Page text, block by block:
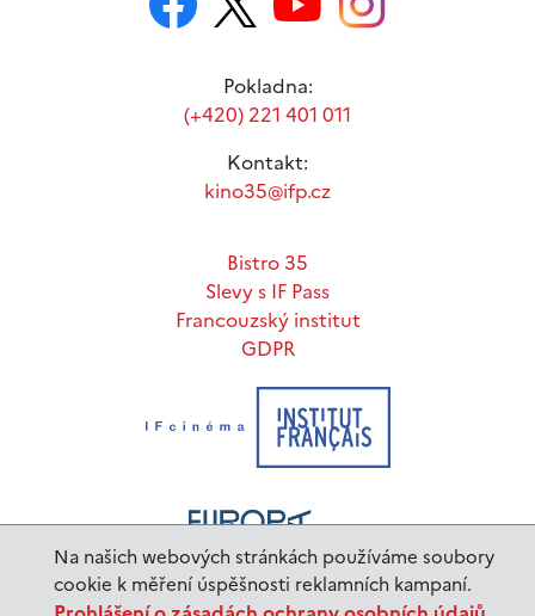
Na našich webových stránkách používáme soubory
cookie k měření úspěšnosti reklamních kampaní.
Pokladna:
(+420) 221 401 011
Kontakt:
kino35@ifp.cz
Bistro 35
Slevy s IF Pass
Francouzský institut
GDPR